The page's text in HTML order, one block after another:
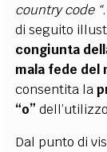
country code “
di seguito
congiunta
mala fede del
consentita la
“o”
Dal punto di